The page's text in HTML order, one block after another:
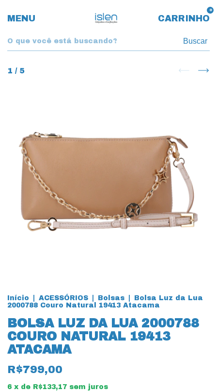
MENU CARRINHO
0
Buscar
1 / 5
Início ACESSÓRIOS Bolsas
Bolsa Luz da Lua
2000788 Couro Natural 19413 Atacama
BOLSA LUZ DA LUA 2000788
COURO NATURAL 19413
ATACAMA
R$799,00
6 x de R$133,17 sem juros